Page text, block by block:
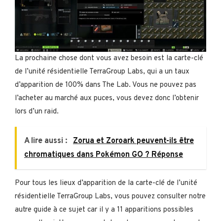
La prochaine chose dont vous avez besoin est la carte-clé
de l’unité résidentielle TerraGroup Labs, qui a un taux
d’apparition de 100% dans The Lab. Vous ne pouvez pas
l’acheter au marché aux puces, vous devez donc l’obtenir
lors d’un raid.
A lire aussi : Zorua et Zoroark peuvent-ils être
chromatiques dans Pokémon GO ? Réponse
Pour tous les lieux d’apparition de la carte-clé de l’unité
résidentielle TerraGroup Labs, vous pouvez consulter notre
autre guide à ce sujet car il y a 11 apparitions possibles